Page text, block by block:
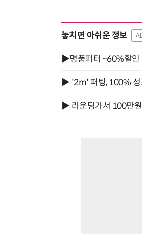
놓치면 아쉬운 정보
▶명품퍼터 ~60%할인
▶ '2m' 퍼팅, 100% 성
▶ 라운딩가서 100만